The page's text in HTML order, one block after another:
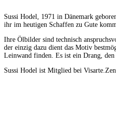
Sussi Hodel, 1971 in Dänemark
ihr im heutigen Schaffen zu Gute
Ihre Ölbilder sind technisch
der einzig dazu dient das Motiv
Leinwand finden. Es ist ein Drang,
Sussi Hodel ist Mitglied bei